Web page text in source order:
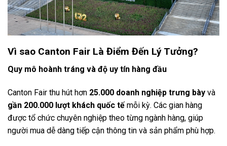
Vì sao Canton Fair Là Điểm Đến Lý Tưởng?
Quy mô hoành tráng và độ uy tín hàng đầu
Canton Fair thu hút hơn 25.000 doanh nghiệp trưng bày và
gần 200.000 lượt khách quốc tếmỗi kỳ. Các gian hàng
được tổ chức chuyên nghiệp theo từng ngành hàng, giúp
người mua dễ dàng tiếp cận thông tin và sản phẩm phù hợp.